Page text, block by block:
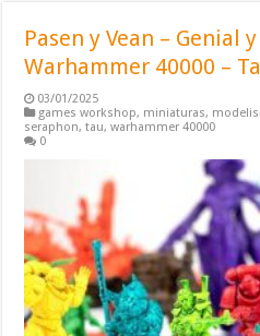
Pasen y Vean – Genial
Warhammer 40000 –
03/01/2025
games workshop, miniaturas,
seraphon,tau,warhammer 40000
0